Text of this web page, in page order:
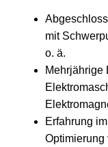
mit
o. ä.
Mehrjährige
Erfahrung
Optimierung